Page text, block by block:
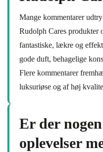
Mange kommentarer
Rudolph Cares produkter
fantastiske, lækre og
gode duft, behagelige
Flere kommentarer
luksuriøse og af høj
Er der
oplevelser